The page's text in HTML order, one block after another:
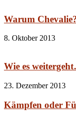
Warum
8. Oktober 2013
Wie es
23. Dezember 2013
Kämpfen oder